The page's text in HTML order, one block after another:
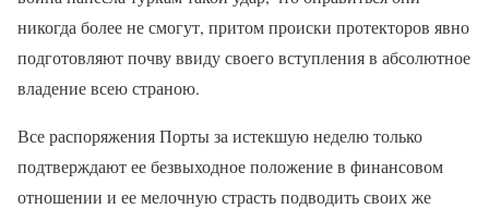
никогда более не смогут, притом происки протекторов явно
подготовляют почву ввиду своего вступления в абсолютное
владение всею страною.
Все распоряжения Порты за истекшую неделю только
подтверждают ее безвыходное положение в финансовом
отношении и ее мелочную страсть подводить своих же